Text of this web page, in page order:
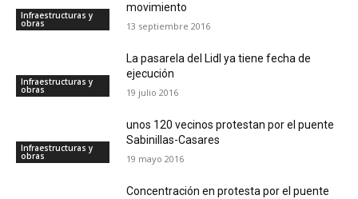
Infraestructuras y
obras
movimiento
13 septiembre 2016
Infraestructuras y
obras
La pasarela del Lidl ya tiene fecha de
ejecución
19 julio 2016
Infraestructuras y
obras
unos 120 vecinos protestan por el puente
Sabinillas-Casares
19 mayo 2016
Concentración en protesta por el puente